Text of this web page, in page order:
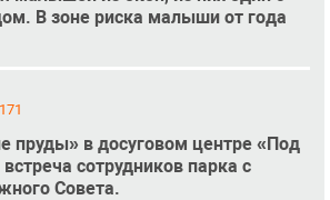
В зоне риска малыши от года
171
пруды» в досуговом центре «Под
сотрудников парка с
Совета.